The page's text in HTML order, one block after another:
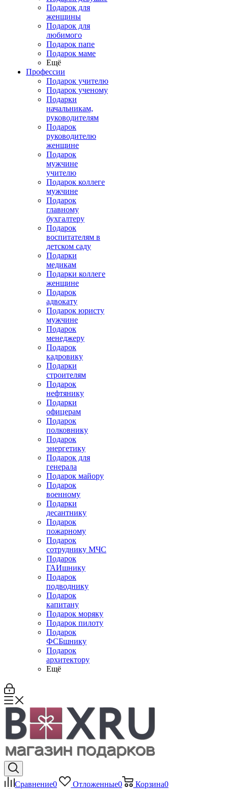
Подарок для
женщины
Подарок для
любимого
Подарок папе
Подарок маме
Ещё
Профессии
Подарок учителю
Подарок ученому
Подарки
начальникам,
руководителям
Подарок
руководителю
женщине
Подарок
мужчине
учителю
Подарок коллеге
мужчине
Подарок
главному
бухгалтеру
Подарок
воспитателям в
детском саду
Подарки
медикам
Подарки коллеге
женщине
Подарок
адвокату
Подарок юристу
мужчине
Подарок
менеджеру
Подарок
кадровику
Подарки
строителям
Подарок
нефтянику
Подарки
офицерам
Подарок
полковнику
Подарок
энергетику
Подарок для
генерала
Подарок майору
Подарок
военному
Подарки
десантнику
Подарок
пожарному
Подарок
сотруднику МЧС
Подарок
ГАИшнику
Подарок
подводнику
Подарок
капитану
Подарок моряку
Подарок пилоту
Подарок
ФСБшнику
Подарок
архитектору
Ещё
Сравнение0 Отложенные0 Корзина0